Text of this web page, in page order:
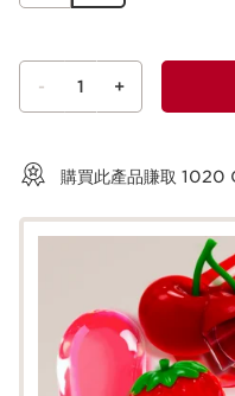
- 1 +
購買此產品賺取 1020